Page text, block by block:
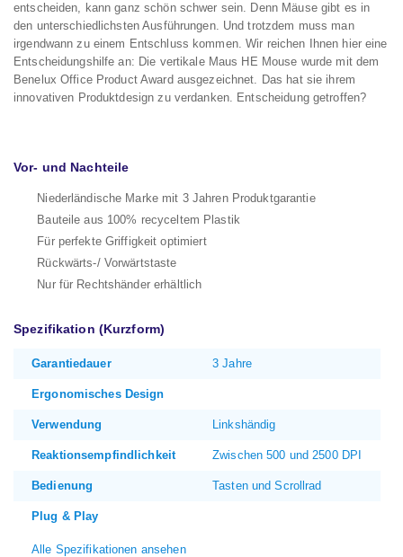
entscheiden, kann ganz schön schwer sein. Denn Mäuse gibt es in
den unterschiedlichsten Ausführungen. Und trotzdem muss man
irgendwann zu einem Entschluss kommen. Wir reichen Ihnen hier eine
Entscheidungshilfe an: Die vertikale Maus HE Mouse wurde mit dem
Benelux Office Product Award ausgezeichnet. Das hat sie ihrem
innovativen Produktdesign zu verdanken. Entscheidung getroffen?
Vor- und Nachteile
Niederländische Marke mit 3 Jahren Produktgarantie
Bauteile aus 100% recyceltem Plastik
Für perfekte Griffigkeit optimiert
Rückwärts-/ Vorwärtstaste
Nur für Rechtshänder erhältlich
Spezifikation (Kurzform)
Garantiedauer 3 Jahre
Ergonomisches Design
Verwendung Linkshändig
Reaktionsempfindlichkeit Zwischen 500 und 2500 DPI
Bedienung Tasten und Scrollrad
Plug & Play
Alle Spezifikationen ansehen